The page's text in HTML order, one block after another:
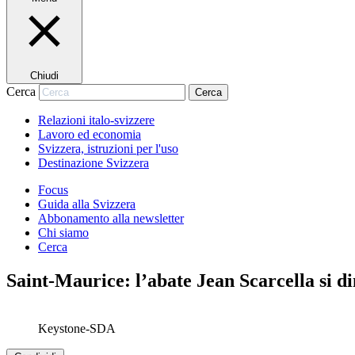
Chiudi
Cerca Cerca
Relazioni italo-svizzere
Lavoro ed economia
Svizzera, istruzioni per l'uso
Destinazione Svizzera
Focus
Guida alla Svizzera
Abbonamento alla newsletter
Chi siamo
Cerca
Saint-Maurice: l’abate Jean Scarcella si
Keystone-SDA